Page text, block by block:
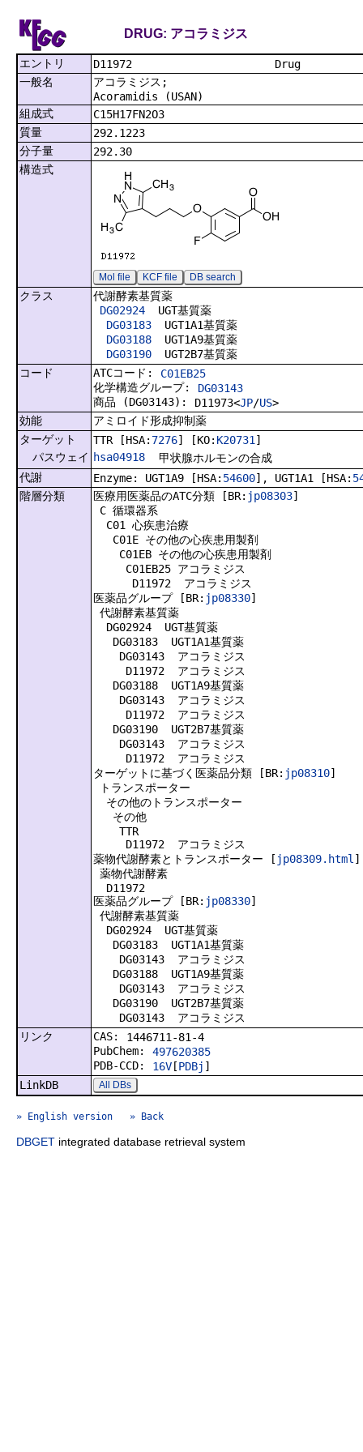
DRUG: アコラミジス
エントリ
D11972
一般名
アコラミジス;
Acoramidis (USAN)
組成式
C15H17FN2O3
質量
292.1223
分子量
292.30
構造式
Mol file KCF file DB search
クラス
代謝酵素基質薬
DG02924 UGT基質薬
DG03183 UGT1A1基質薬
DG03188 UGT1A9基質薬
DG03190 UGT2B7基質薬
コード
ATCコード:
C01EB25
化学構造グループ:
DG03143
商品 (DG03143):
D11973<JP/US>
効能
アミロイド形成抑制薬
ターゲット
TTR [HSA: 7276] [KO: K20731 ]
パスウェイ hsa04918
甲状腺ホルモンの合成
代謝
Enzyme: UGT1A9 [HSA: 54600], UGT1A1 [HSA:
階層分類
医療用医薬品のATC分類 [BR: jp08303]
C 循環器系
C01 心疾患治療
C01E その他の心疾患用製剤
C01EB その他の心疾患用製剤
C01EB25 アコラミジス
D11972 アコラミジス
医薬品グループ [BR: jp08330]
代謝酵素基質薬
DG02924 UGT基質薬
DG03183 UGT1A1基質薬
DG03143 アコラミジス
D11972 アコラミジス
DG03188 UGT1A9基質薬
DG03143 アコラミジス
D11972 アコラミジス
DG03190 UGT2B7基質薬
DG03143 アコラミジス
D11972 アコラミジス
ターゲットに基づく医薬品分類 [BR: jp08310]
トランスポーター
その他のトランスポーター
その他
TTR
D11972 アコラミジス
薬物代謝酵素とトランスポーター [ jp08309.html ]
薬物代謝酵素
D11972
医薬品グループ [BR: jp08330]
代謝酵素基質薬
DG02924 UGT基質薬
DG03183 UGT1A1基質薬
DG03143 アコラミジス
DG03188 UGT1A9基質薬
DG03143 アコラミジス
DG03190 UGT2B7基質薬
DG03143 アコラミジス
リンク
CAS:
1446711-81-4
PubChem: 497620385
PDB-CCD:
16V [PDBj ]
LinkDB
All DBs
» English version » Back
DBGET integrated database retrieval system